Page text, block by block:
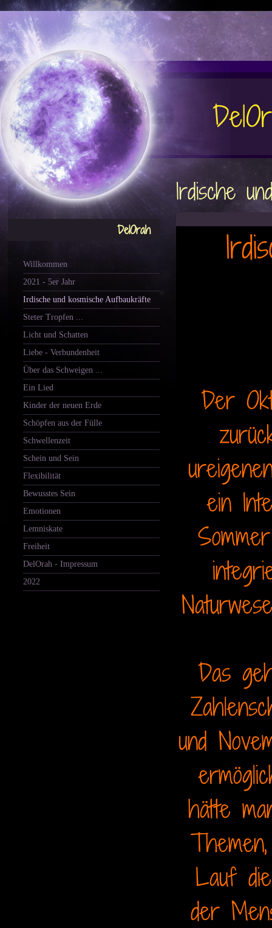
DelOrah
Willkommen
2021 - 5er Jahr
Irdische und kosmische Aufbaukräfte
Steter Tropfen ...
Licht und Schatten
Liebe - Verbundenheit
Über das Schweigen ...
Ein Lied
Kinder der neuen Erde
Schöpfen aus der Fülle
Schwellenzeit
Schein und Sein
Flexibilität
Bewusstes Sein
Emotionen
Lemniskate
Freiheit
DelOrah - Impressum
2022
Irdische
Der
ein
Das
und
hätte
Lauf
der